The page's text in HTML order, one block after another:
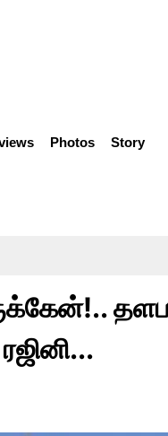
Photos Story